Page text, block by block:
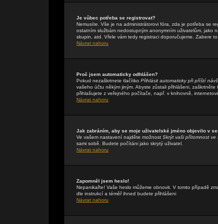
Je vůbec potřeba se registrovat?
Nemusíte. Vše je na administrátorovi fóra, zda je potřeba se
ostatním službám nedostupným anonymním uživatelům, jako
skupin, atd. Vřele vám tedy registraci doporučujeme. Zabere
Návrat nahoru
Proč jsem automaticky odhlášen?
Pokud nezaškrtnete tlačítko Přihlásit automaticky při příští
vašeho účtu někým jiným. Abyste zůstali přihlášeni,
přihlašujete z veřejného počítače, např. v knihovně,
Návrat nahoru
Jak zabráním, aby se moje uživatelské jméno objevilo v
Ve vašem nastavení najděte možnost Skrýt vaši přítomnost ve
sami sobě. Budete počítáni jako skrytý uživatel.
Návrat nahoru
Zapomněl jsem heslo!
Nepanikařte! Vaše heslo můžeme obnovit. V tomto případě
dle instrukcí a téměř ihned budete přihlášeni
Návrat nahoru